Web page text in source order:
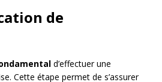
de
d’effectuer une
Cette étape permet de s’assurer